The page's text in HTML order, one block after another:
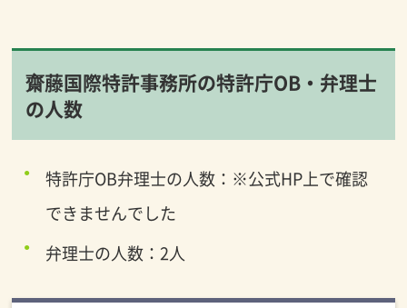
齋藤国際特許事務所の特許庁OB・弁理士
の人数
特許庁OB弁理士の人数：※公式HP上で確認
できませんでした
弁理士の人数：2人